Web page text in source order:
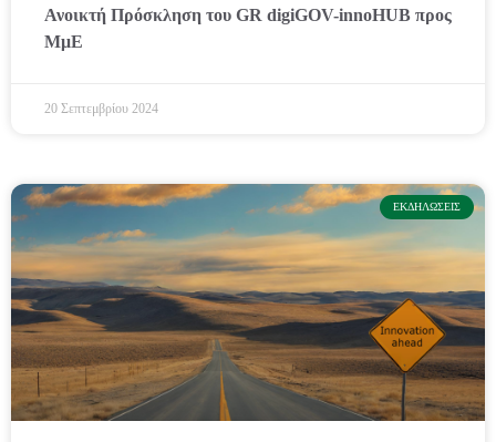
Ανοικτή Πρόσκληση του GR digiGOV-innoHUB προς
ΜμΕ
20 Σεπτεμβρίου 2024
ΕΚΔΗΛΏΣΕΙΣ